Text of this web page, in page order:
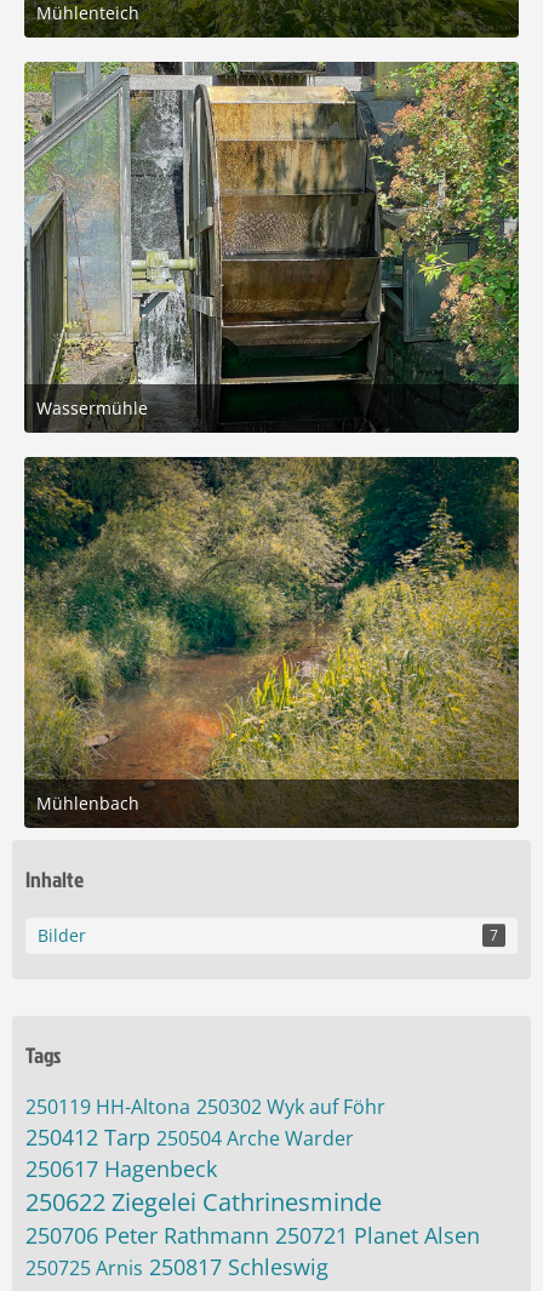
Mühlenteich
12. Juni 2025 um 17:02
6
Wassermühle
12. Juni 2025 um 17:02
8
Mühlenbach
12. Juni 2025 um 17:02
Inhalte
Bilder 7
Tags
250119 HH-Altona 250302 Wyk auf Föhr
250412 Tarp 250504 Arche Warder
250617 Hagenbeck
250622 Ziegelei Cathrinesminde
250706 Peter Rathmann 250721 Planet Alsen
250725 Arnis 250817 Schleswig